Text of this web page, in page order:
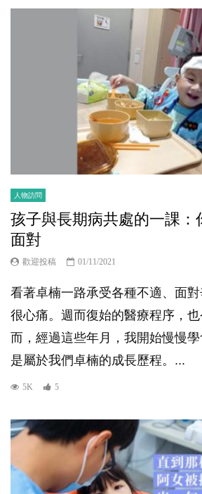
人物訪問
孩子與長期病共處的一課：
面對
歡迎投稿 01/11/2021
看著卓楠一路承受各種不適、面
很心痛。週而復始的醫療程序，
而，經過這些年月，我開始慢慢
是屬於我們卓楠的成長歷程。...
5K 5